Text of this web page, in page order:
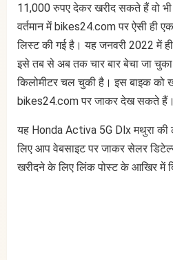
11,000 रुपए देकर खरीद सकते हैं वो
वर्तमान में bikes24.com पर ऐसी ही
लिस्ट की गई है। यह जनवरी 2022 में
इसे तब से अब तक चार बार बेचा जा
किलोमीटर चल चुकी है। इस बाइक को
bikes24.com पर जाकर देख सकते हैं।
यह Honda Activa 5G Dlx मथुरा
लिए आप वेबसाइट पर जाकर सेलर
खरीदने के लिए लिंक पोस्ट के आखिर में